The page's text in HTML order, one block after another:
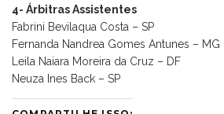
4- Árbitras Assistentes
Fabrini Bevilaqua Costa – SP
Fernanda Nandrea Gomes Antunes – MG
Leila Naiara Moreira da Cruz – DF
Neuza Ines Back – SP